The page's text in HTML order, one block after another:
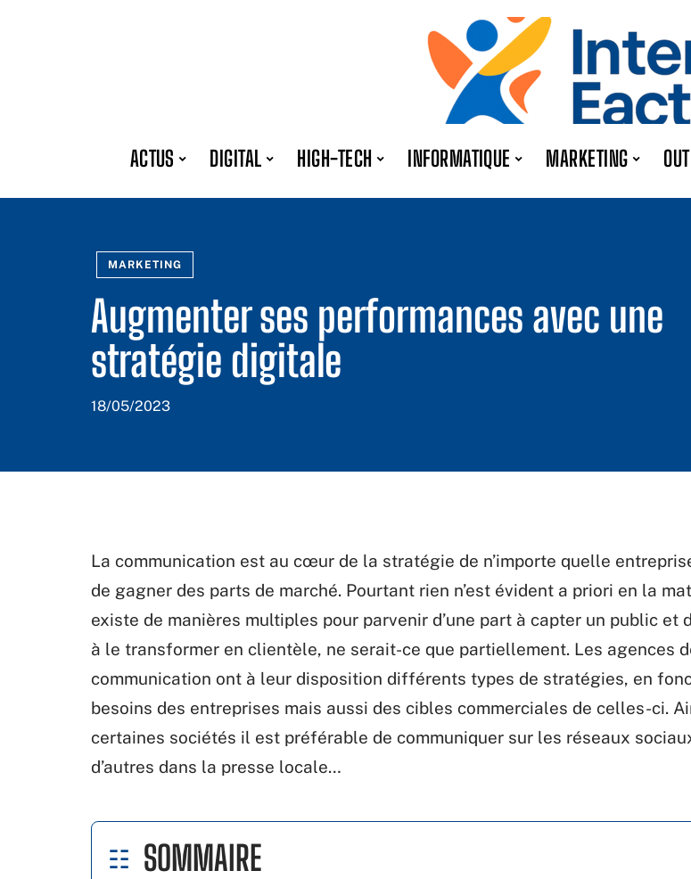
ACTUS DIGITAL HIGH-TECH INFORMATIQUE MARKETING
MARKETING
Augmenter ses performances avec une
stratégie digitale
18/05/2023
La communication est au cœur de la stratégie de n’importe quelle
de gagner des parts de marché. Pourtant rien n’est évident a priori en la
existe de manières multiples pour parvenir d’une part à capter un public et
à le transformer en clientèle, ne serait-ce que partiellement. Les agences
communication ont à leur disposition différents types de stratégies, en
besoins des entreprises mais aussi des cibles commerciales de celles-ci.
certaines sociétés il est préférable de communiquer sur les réseaux
d’autres dans la presse locale…
SOMMAIRE